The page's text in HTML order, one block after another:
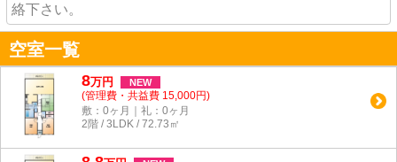
絡下さい。
空室一覧
8万円 NEW
(管理費・共益費 15,000円)
敷：0ヶ月｜礼：0ヶ月
2階 / 3LDK / 72.73㎡